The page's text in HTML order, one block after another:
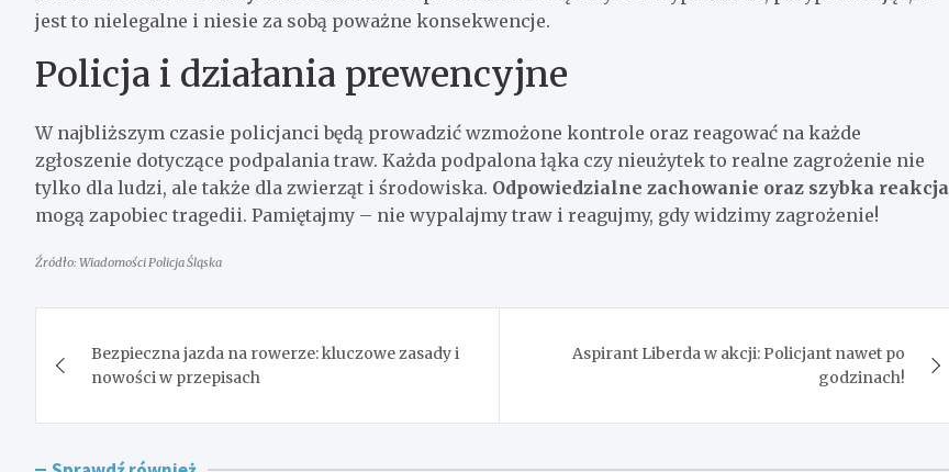
jest to nielegalne i niesie za sobą poważne konsekwencje.
Policja i działania prewencyjne
W najbliższym czasie policjanci będą prowadzić wzmożone kontrole oraz reagować na każde
zgłoszenie dotyczące podpalania traw. Każda podpalona łąka czy nieużytek to realne zagrożenie nie
tylko dla ludzi, ale także dla zwierząt i środowiska. Odpowiedzialne zachowanie oraz szybka reakcja
mogą zapobiec tragedii. Pamiętajmy – nie wypalajmy traw i reagujmy, gdy widzimy zagrożenie!
Źródło: Wiadomości Policja Śląska
wpisu
Bezpieczna jazda na rowerze: kluczowe zasady i
nowości w przepisach
Aspirant Liberda w akcji: Policjant nawet po
godzinach!